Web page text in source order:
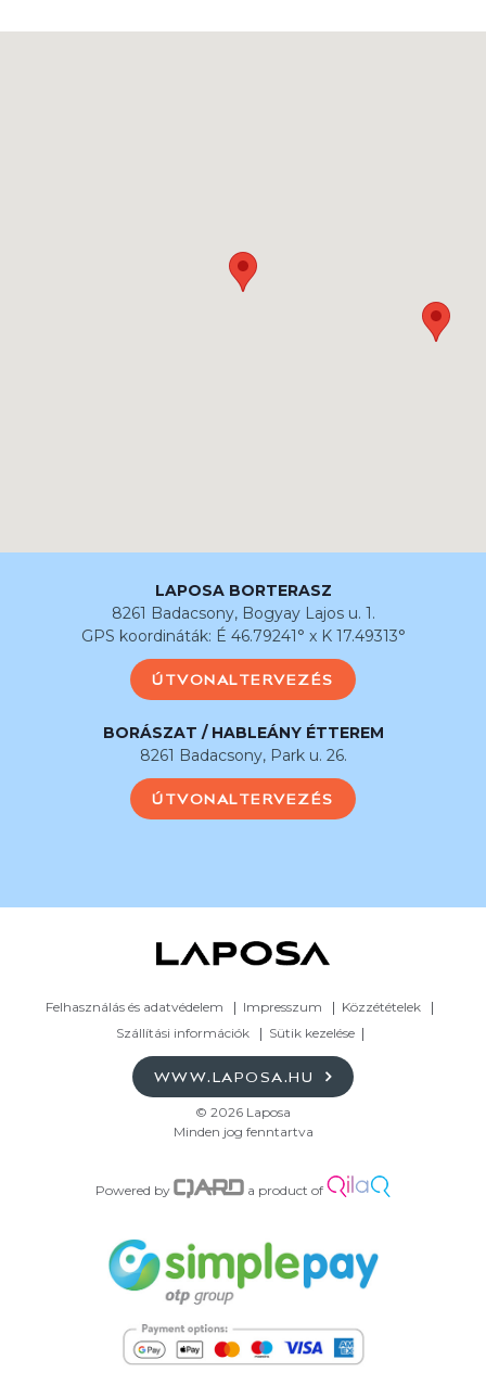
LAPOSA BORTERASZ
8261 Badacsony, Bogyay Lajos u. 1.
GPS koordináták: É 46.79241° x K 17.49313°
ÚTVONALTERVEZÉS
BORÁSZAT / HABLEÁNY ÉTTEREM
8261 Badacsony, Park u. 26.
ÚTVONALTERVEZÉS
Felhasználás és adatvédelem Impresszum
Közzétételek
Szállítási információk
Sütik kezelése
WWW.LAPOSA.HU
© 2026 Laposa
Minden jog fenntartva
Powered by a product of